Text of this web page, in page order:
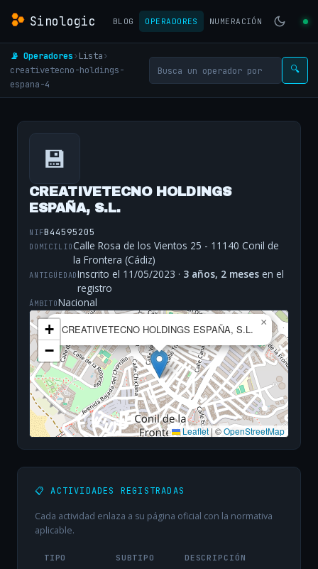
Sinologic BLOG OPERADORES NUMERACIÓN
📡 Operadores› Lista›
creativetecno-holdings-
espana-4
🔍
💾
CREATIVETECNO HOLDINGS
ESPAÑA, S.L.
NIFB44595205
DOMICILIOCalle Rosa de los Vientos 25 - 11140 Conil de
la Frontera (Cádiz)
ANTIGÜEDADInscrito el 11/05/2023 · 3 años, 2 meses en el
registro
ÁMBITONacional
CREATIVETECNO HOLDINGS ESPAÑA, S.L.
×
+
−
Leaflet | ©OpenStreetMap
📋 ACTIVIDADES REGISTRADAS
Cada actividad enlaza a su página oficial con la normativa
aplicable.
TIPO SUBTIPO DESCRIPCIÓN